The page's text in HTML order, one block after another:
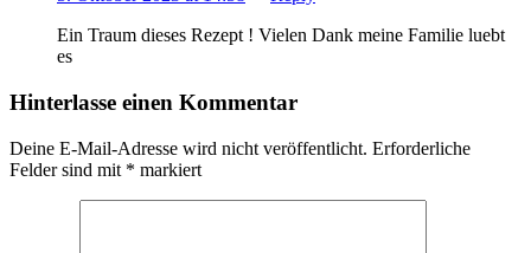
Ein Traum dieses Rezept ! Vielen Dank meine Familie luebt
es
Hinterlasse einen Kommentar
Deine E-Mail-Adresse wird nicht veröffentlicht. Erforderliche
Felder sind mit * markiert